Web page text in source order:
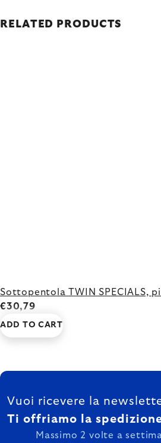
RELATED PRODUCTS
Sottopentola TWIN SPECIALS,
€30,79
ADD TO CART
FOOTER
Vuoi ricevere la
Ti offriamo la
Massimo 2 volte a